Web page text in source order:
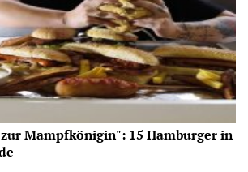
Mampfkönigin": 15 Hamburger in